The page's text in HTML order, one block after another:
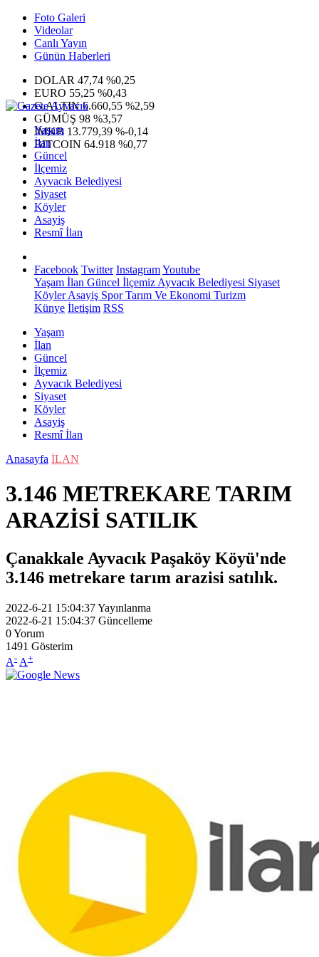
Foto Galeri
Videolar
Canlı Yayın
Günün Haberleri
DOLAR 47,74 %0,25
EURO 55,25 %0,43
G.ALTIN6.660,55 %2,59
GÜMÜŞ 98 %3,57
IMKB 13.779,39 %-0,14
BITCOIN 64.918 %0,77
Yaşam
İlan
Güncel
İlçemiz
Ayvacık Belediyesi
Siyaset
Köyler
Asayiş
Resmî İlan
Facebook Twitter InstagramYoutube
Yaşam İlan Güncel İlçemiz Ayvacık Belediyesi Siyaset
KöylerAsayiş SporTarım Ve Ekonomi Turizm
Künye İletişim RSS
Yaşam
İlan
Güncel
İlçemiz
Ayvacık Belediyesi
Siyaset
Köyler
Asayiş
Resmî İlan
Anasayfa İLAN
3.146 METREKARE TARIM
ARAZİSİ SATILIK
Çanakkale Ayvacık Paşaköy Köyü'nde
3.146 metrekare tarım arazisi satılık.
2022-6-21 15:04:37Yayınlanma
2022-6-21 15:04:37 Güncelleme
0Yorum
1491 Gösterim
A- A+